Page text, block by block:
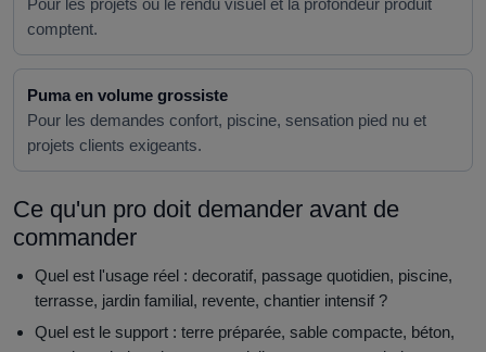
Pour les projets ou le rendu visuel et la profondeur produit
comptent.
Puma en volume grossiste
Pour les demandes confort, piscine, sensation pied nu et
projets clients exigeants.
Ce qu'un pro doit demander avant de
commander
Quel est l'usage réel : decoratif, passage quotidien, piscine,
terrasse, jardin familial, revente, chantier intensif ?
Quel est le support : terre préparée, sable compacte, béton,